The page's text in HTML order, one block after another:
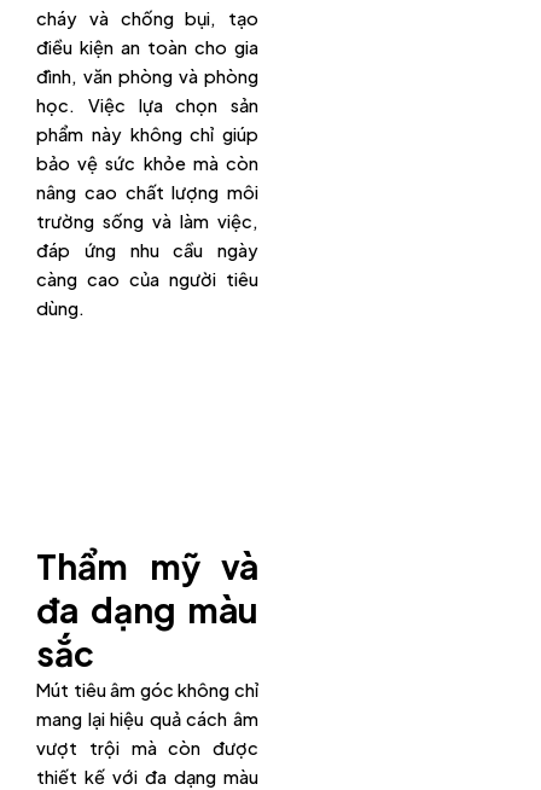
cháy và chống bụi, tạo
điều kiện an toàn cho gia
đình, văn phòng và phòng
học. Việc lựa chọn sản
phẩm này không chỉ giúp
bảo vệ sức khỏe mà còn
nâng cao chất lượng môi
trường sống và làm việc,
đáp ứng nhu cầu ngày
càng cao của người tiêu
dùng.
Thẩm mỹ và
đa dạng màu
sắc
Mút tiêu âm góc không chỉ
mang lại hiệu quả cách âm
vượt trội mà còn được
thiết kế với đa dạng màu